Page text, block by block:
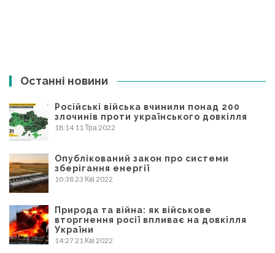
Останні новини
Російські війська вчинили понад 200
злочинів проти українського довкілля
18:14 11 Тра 2022
Опублікований закон про системи
зберігання енергії
10:38 23 Кві 2022
Природа та війна: як військове
вторгнення росії впливає на довкілля
України
14:27 21 Кві 2022